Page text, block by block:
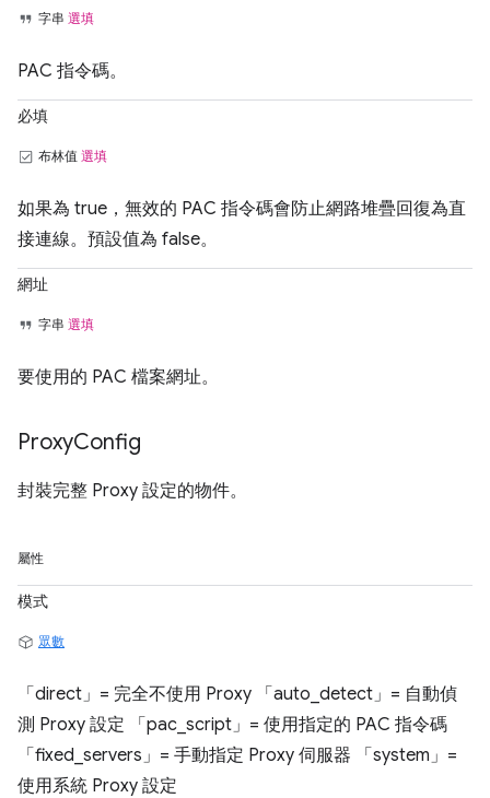
字串 選填
PAC 指令碼。
必填
布林值 選填
如果為 true，無效的 PAC 指令碼會防止網路堆疊回復為直
接連線。預設值為 false。
網址
字串 選填
要使用的 PAC 檔案網址。
ProxyConfig
封裝完整 Proxy 設定的物件。
屬性
模式
眾數
「direct」= 完全不使用 Proxy 「auto_detect」= 自動偵
測 Proxy 設定 「pac_script」= 使用指定的 PAC 指令碼
「fixed_servers」= 手動指定 Proxy 伺服器 「system」=
使用系統 Proxy 設定